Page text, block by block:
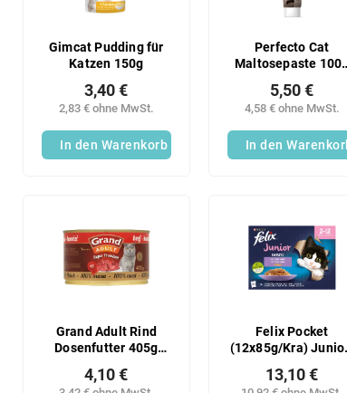
Gimcat Pudding für
Katzen 150g
2,83 € ohne MwSt.
3,40 €
In den Warenkorb
Perfecto Cat
Maltosepaste
4,58 € ohne MwSt.
5,50 €
In den
Grand Adult Rind
Dosenfutter 405g
4,10 €
Felix Pocket
(12x85g/Kra)
13,10 €